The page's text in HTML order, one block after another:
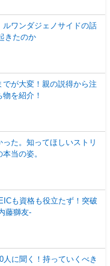
ルワンダジェノサイドの話
きたのか
でが大変！親の説得から注
を紹介！
た。知ってほしいストリ
当の姿。
も資格も役立たず！突破
藤獅友-
人に聞く！持っていくべき